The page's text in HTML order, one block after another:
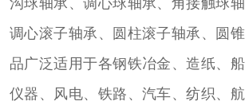
调心滚子轴承、圆柱滚子轴承、圆
品广泛适用于各钢铁冶金、造纸、
仪器、风电、铁路、汽车、纺织、航